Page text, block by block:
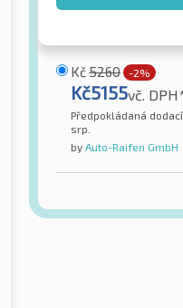
Kč5260 -2%
Kč5155vč.
Předpokládaná
srp.
by Auto-Raifen GmbH